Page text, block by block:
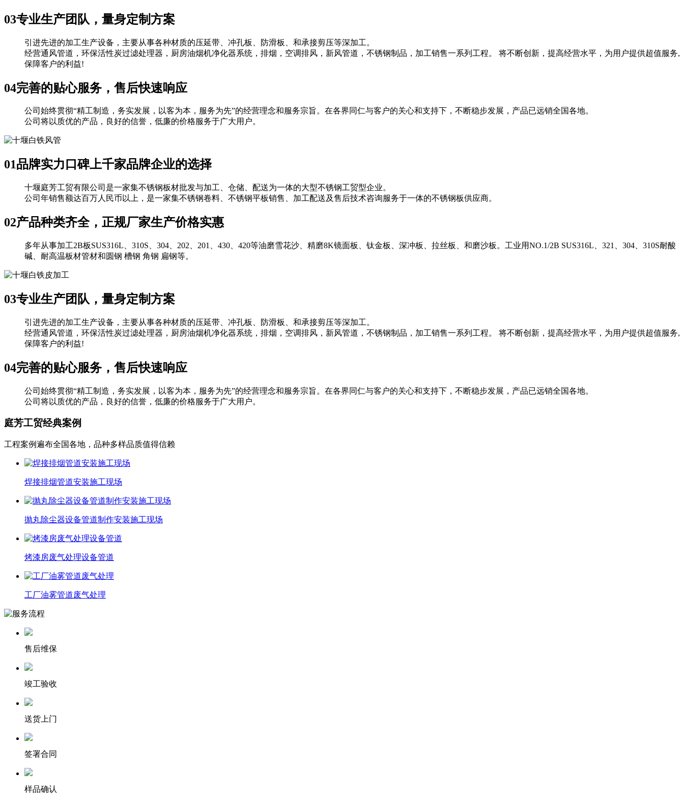
03专业生产团队，量身定制方案
引进先进的加工生产设备，主要从事各种材质的压延带、冲孔板、防滑板、和承接剪压等深加工。
经营通风管道，环保活性炭过滤处理器，厨房油烟机净化器系统，排烟，空调排风，新风管道，不锈钢制品，加工销售一系列工程。 将不断创新，提高经营水平，为用户提供超值服务,
保障客户的利益!
04完善的贴心服务，售后快速响应
公司始终贯彻“精工制造，务实发展，以客为本，服务为先”的经营理念和服务宗旨。在各界同仁与客户的关心和支持下，不断稳步发展，产品已远销全国各地。
公司将以质优的产品，良好的信誉，低廉的价格服务于广大用户。
01品牌实力口碑上千家品牌企业的选择
十堰庭芳工贸有限公司是一家集不锈钢板材批发与加工、仓储、配送为一体的大型不锈钢工贸型企业。
公司年销售额达百万人民币以上，是一家集不锈钢卷料、不锈钢平板销售、加工配送及售后技术咨询服务于一体的不锈钢板供应商。
02产品种类齐全，正规厂家生产价格实惠
多年从事加工2B板SUS316L、310S、304、202、201、430、420等油磨雪花沙、精磨8K镜面板、钛金板、深冲板、拉丝板、和磨沙板。工业用NO.1/2B SUS316L、321、304、310S耐酸
碱、耐高温板材管材和圆钢 槽钢 角钢 扁钢等。
03专业生产团队，量身定制方案
引进先进的加工生产设备，主要从事各种材质的压延带、冲孔板、防滑板、和承接剪压等深加工。
经营通风管道，环保活性炭过滤处理器，厨房油烟机净化器系统，排烟，空调排风，新风管道，不锈钢制品，加工销售一系列工程。 将不断创新，提高经营水平，为用户提供超值服务,
保障客户的利益!
04完善的贴心服务，售后快速响应
公司始终贯彻“精工制造，务实发展，以客为本，服务为先”的经营理念和服务宗旨。在各界同仁与客户的关心和支持下，不断稳步发展，产品已远销全国各地。
公司将以质优的产品，良好的信誉，低廉的价格服务于广大用户。
庭芳工贸经典案例
工程案例遍布全国各地，品种多样品质值得信赖
焊接排烟管道安装施工现场
抛丸除尘器设备管道制作安装施工现场
烤漆房废气处理设备管道
工厂油雾管道废气处理
售后维保
竣工验收
送货上门
签署合同
样品确认